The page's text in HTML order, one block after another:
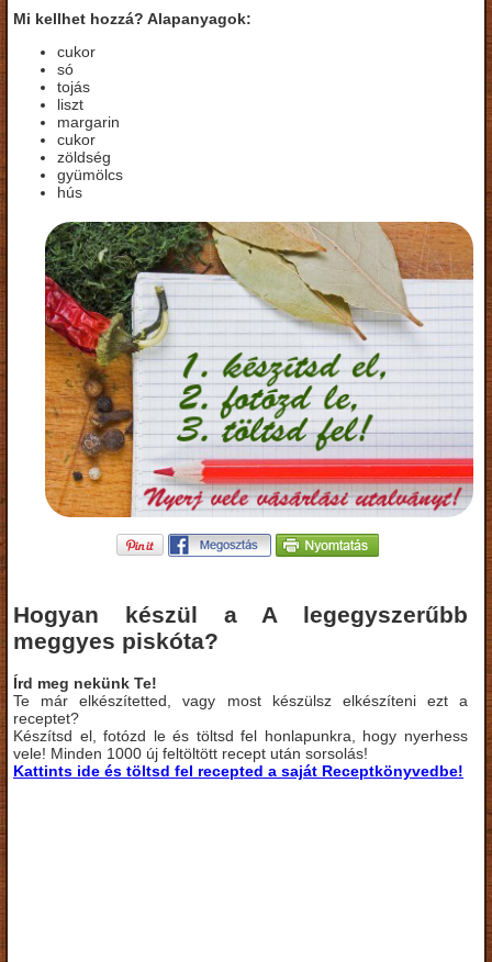
Mi kellhet hozzá? Alapanyagok:
cukor
só
tojás
liszt
margarin
cukor
zöldség
gyümölcs
hús
Hogyan készül a A legegyszerűbb
meggyes piskóta?
Írd meg nekünk Te!
Te már elkészítetted, vagy most készülsz elkészíteni ezt a
receptet?
Készítsd el, fotózd le és töltsd fel honlapunkra, hogy nyerhess
vele! Minden 1000 új feltöltött recept után sorsolás!
Kattints ide és töltsd fel recepted a saját Receptkönyvedbe!